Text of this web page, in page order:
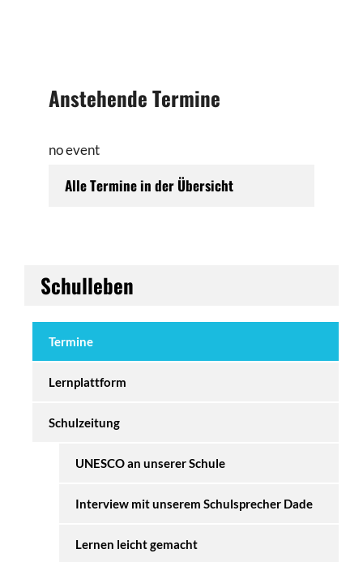
Anstehende Termine
no event
Alle Termine in der Übersicht
Schulleben
Termine
Lernplattform
Schulzeitung
UNESCO an unserer Schule
Interview mit unserem Schulsprecher Dade
Lernen leicht gemacht